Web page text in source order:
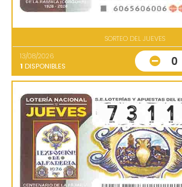
SORTEO DEL JUEVES
13/08/2026
1 DISPONIBLES 0